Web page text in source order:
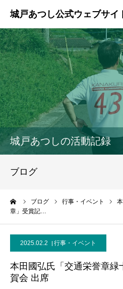
城戸あつしの活動記録
ブログ
ブログ 行事・イベント
章」受賞記…
2025.02.2 行事・イベント
本田國弘氏「交通栄誉章緑
賀会 出席
ホーム
ご挨拶
プロフィール
政策
ブログ
事務所案内